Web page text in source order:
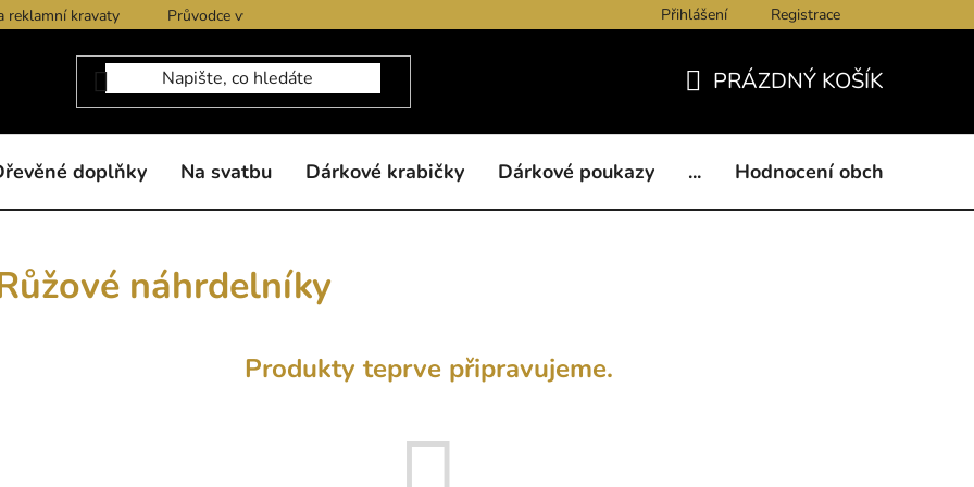
reklamní kravaty Průvodce výběrem produktů Kontakty Obchodní podmínky
Přihlášení Registrace
KOŠÍK
PRÁZDNÝ KOŠÍK
doplňky Na svatbu Dárkové krabičky Dárkové poukazy ... Hodnocení obchodu
náhrdelníky
Produkty teprve připravujeme.